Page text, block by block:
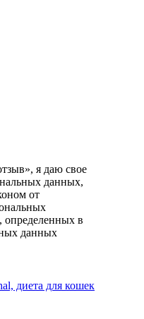
я даю свое
данных,
от
определенных в
данных
диета для кошек